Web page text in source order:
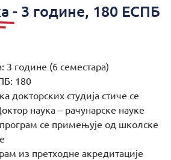
- 3 године, 180 ЕСПБ
3 године (6 семестара)
180
докторских студија стиче се
наука – рачунарске науке
програм се примењује од школске
из претходне акредитације